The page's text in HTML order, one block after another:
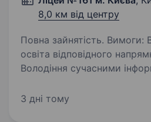
8,0 км від центру
Повна зайнятість. Вимоги: Вища педагогічна
освіта відповідного
Володіння сучасними
освітніми ресурсами. Навички планування
3 дні тому